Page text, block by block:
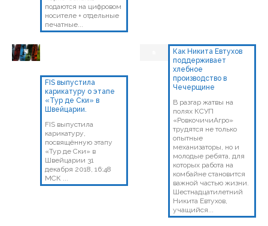
подаются на цифровом
носителе + отдельные
печатные...
FIS выпустила
карикатуру о этапе
«Тур де Ски» в
Швейцарии.
FIS выпустила
карикатуру,
посвящённую этапу
«Тур де Ски» в
Швейцарии 31
декабря 2018, 16:48
МСК ...
Как Никита Евтухов
поддерживает
хлебное
производство в
Чечерщине
В разгар жатвы на
полях КСУП
«РовкочичиАгро»
трудятся не только
опытные
механизаторы, но и
молодые ребята, для
которых работа на
комбайне становится
важной частью жизни.
Шестнадцатилетний
Никита Евтухов,
учащийся...